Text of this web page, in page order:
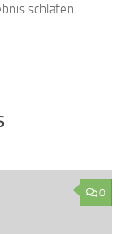
schlafen
0